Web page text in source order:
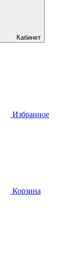
Кабинет
Избранное
Корзина